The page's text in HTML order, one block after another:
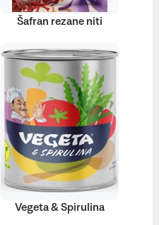
Šafran rezane niti
Vegeta & Spirulina